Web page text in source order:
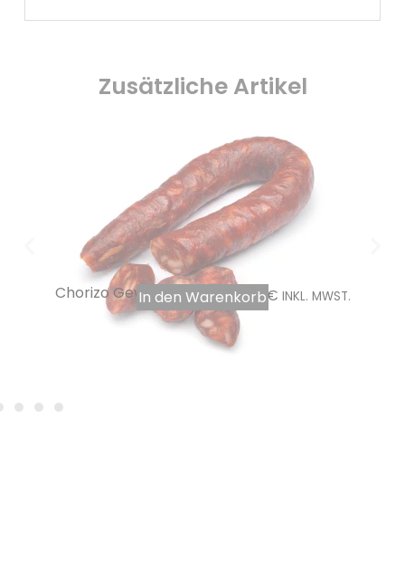
Zusätzliche Artikel
Chorizo Gewürze in 5kg44,80€ INKL. MWST.
In den Warenkorb